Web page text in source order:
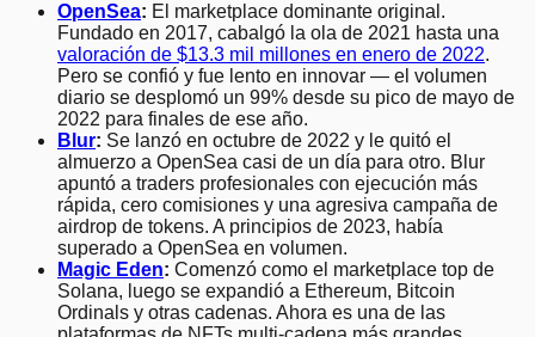
OpenSea: El marketplace dominante original.
Fundado en 2017, cabalgó la ola de 2021 hasta una
valoración de $13.3 mil millones en enero de 2022.
Pero se confió y fue lento en innovar — el volumen
diario se desplomó un 99% desde su pico de mayo de
2022 para finales de ese año.
Blur: Se lanzó en octubre de 2022 y le quitó el
almuerzo a OpenSea casi de un día para otro. Blur
apuntó a traders profesionales con ejecución más
rápida, cero comisiones y una agresiva campaña de
airdrop de tokens. A principios de 2023, había
superado a OpenSea en volumen.
Magic Eden: Comenzó como el marketplace top de
Solana, luego se expandió a Ethereum, Bitcoin
Ordinals y otras cadenas. Ahora es una de las